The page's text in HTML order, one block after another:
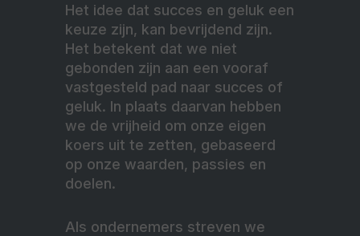
Het idee dat succes en geluk een
keuze zijn, kan bevrijdend zijn.
Het betekent dat we niet
gebonden zijn aan een vooraf
vastgesteld pad naar succes of
geluk. In plaats daarvan hebben
we de vrijheid om onze eigen
koers uit te zetten, gebaseerd
op onze waarden, passies en
doelen.
Als ondernemers streven we